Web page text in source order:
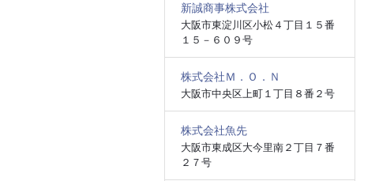
新誠商事株式会社
大阪市東淀川区小松４丁目１５番
１５－６０９号
株式会社Ｍ．Ｏ．Ｎ
大阪市中央区上町１丁目８番２号
株式会社魚先
大阪市東成区大今里南２丁目７番
２７号